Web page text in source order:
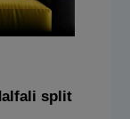
split